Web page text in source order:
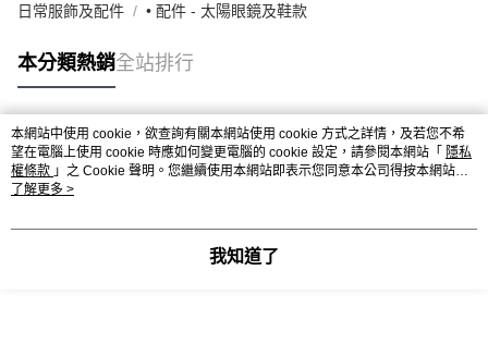
日常服飾及配件 • 配件 - 太陽眼鏡及鞋款
本分類熱銷全站排行
熱門標籤
本網站中使用 cookie，欲查詢有關本網站使用 cookie 方式之詳情，及若您不希
望在電腦上使用 cookie 時應如何變更電腦的 cookie 設定，請參閱本網站「 隱私
權條款 」之 Cookie 聲明。您繼續使用本網站即表示您同意本公司得按本網站使
用條款之 Cookie 聲明使用 cookie。
了解更多 >
我知道了